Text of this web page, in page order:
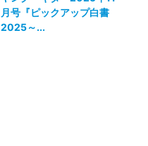
月号『ピックアップ白書
2025～...